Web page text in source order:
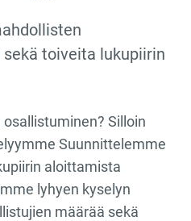
toiveita lukupiirin
Silloin
Suunnittelemme
aloittamista
lyhyen kyselyn
määrää sekä